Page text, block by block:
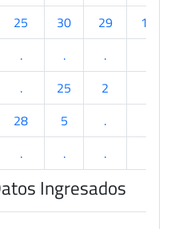
25 30 29
18
. . .
. 25 2
28 5 .
. . .
Ingresados